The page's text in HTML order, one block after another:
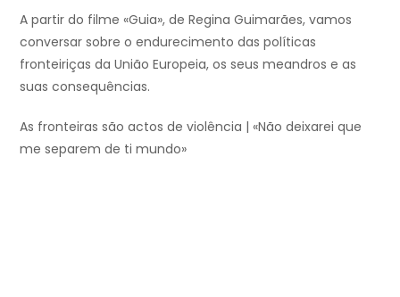
A partir do filme «Guia», de Regina Guimarães, vamos
conversar sobre o endurecimento das políticas
fronteiriças da União Europeia, os seus meandros e as
suas consequências.
As fronteiras são actos de violência | «Não deixarei que
me separem de ti mundo»